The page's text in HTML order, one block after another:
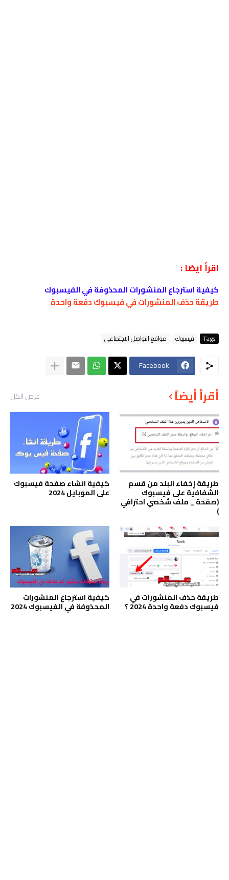
اقرأ ايضا :
كيفية استرجاع المنشورات المحذوفة في الفيسبوك
طريقة حذف المنشورات في فيسبوك دفعة واحدة
Tags فيسبوك مواقع التواصل الاجتماعي
Facebook
أقرأ أيضاً عرض الكل
طريقة إخفاء البلد من قسم
الشفافية على فيسبوك
(صفحة _ ملف شخصي احترافي
)
كيفية انشاء صفحة فيسبوك
على الموبايل 2024
طريقة حذف المنشورات في
فيسبوك دفعة واحدة 2024 ؟
كيفية استرجاع المنشورات
المحذوفة في الفيسبوك 2024